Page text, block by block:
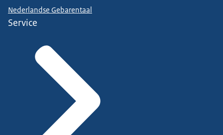
Nederlandse Gebarentaal
Service